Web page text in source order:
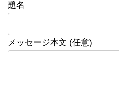
題名
メッセージ本文 (任意)